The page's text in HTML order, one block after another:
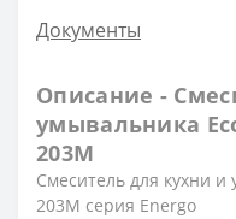
Документы
Описание -
умывальника
203M
Смеситель для кухни и
203M серия Energo